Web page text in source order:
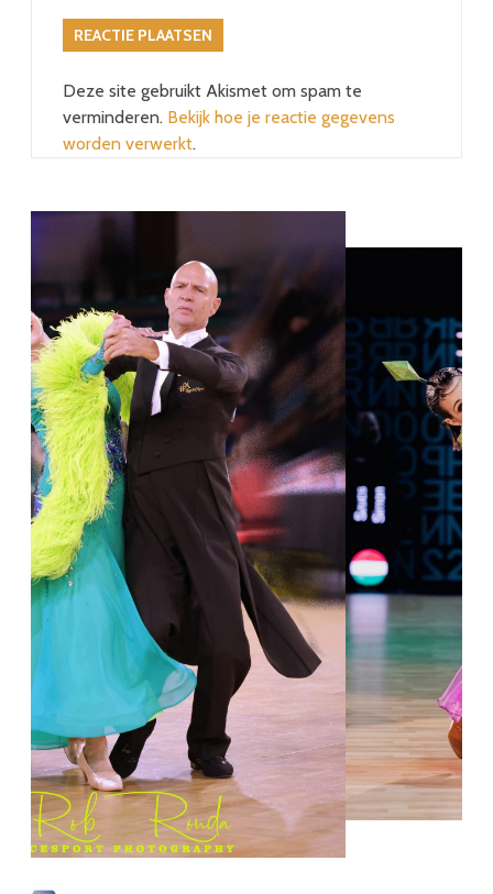
Deze site gebruikt Akismet om spam te
verminderen. Bekijk hoe je reactie gegevens
worden verwerkt.